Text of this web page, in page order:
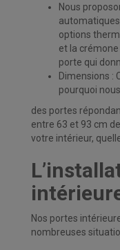
Nous proposons également des plinthes
options
et la
porte qui
Dimensions : Chaque espace est unique, c’est
pourquoi
des portes
entre 63 et 93 cm
votre intérieur,
Nos portes
nombreuses